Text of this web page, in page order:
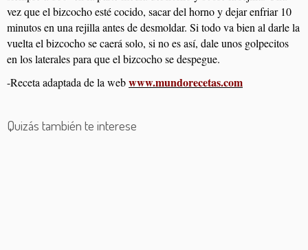
vez que el bizcocho esté cocido, sacar del horno y dejar enfriar 10
minutos en una rejilla antes de desmoldar. Si todo va bien al darle la
vuelta el bizcocho se caerá solo, si no es así, dale unos golpecitos
en los laterales para que el bizcocho se despegue.
-Receta adaptada de la webwww.mundorecetas.com
Quizás también te interese